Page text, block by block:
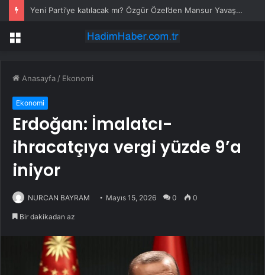
Yeni Parti’ye katılacak mı? Özgür Özel’den Mansur Yavaş açıklaması
Menü
Anasayfa / Ekonomi
Ekonomi
Erdoğan: İmalatcı-
ihracatçıya vergi yüzde 9’a
iniyor
NURCAN BAYRAM Mayıs 15, 2026 0 0
Bir dakikadan az